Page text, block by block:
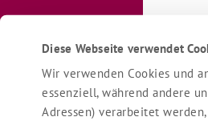
Diese Webseite verwendet
Wir verwenden Cookies und
essenziell, während andere
Adressen) verarbeitet